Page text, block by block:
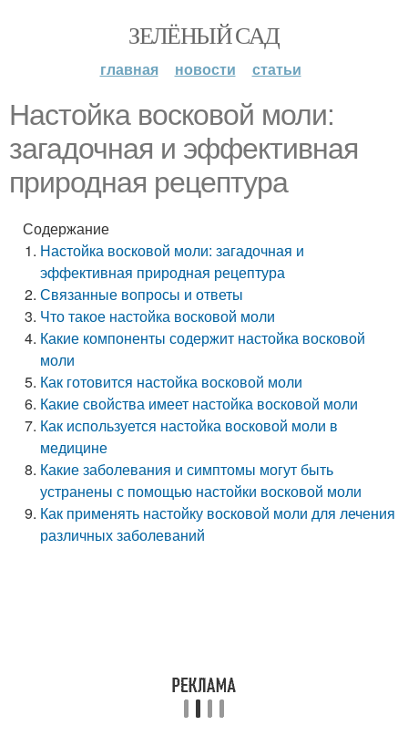
ЗЕЛЁНЫЙ САД
главная новости статьи
Настойка восковой моли:
загадочная и эффективная
природная рецептура
Содержание
Настойка восковой моли: загадочная и
эффективная природная рецептура
Связанные вопросы и ответы
Что такое настойка восковой моли
Какие компоненты содержит настойка восковой
моли
Как готовится настойка восковой моли
Какие свойства имеет настойка восковой моли
Как используется настойка восковой моли в
медицине
Какие заболевания и симптомы могут быть
устранены с помощью настойки восковой моли
Как применять настойку восковой моли для лечения
различных заболеваний